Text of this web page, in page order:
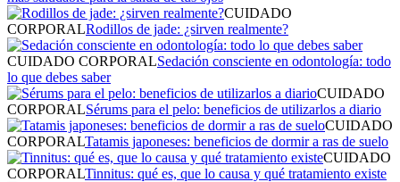
CUIDADO
CORPORALRodillos de jade: ¿sirven realmente?
CUIDADO CORPORALSedación consciente en odontología: todo
lo que debes saber
CUIDADO
CORPORALSérums para el pelo: beneficios de utilizarlos a diario
CUIDADO
CORPORALTatamis japoneses: beneficios de dormir a ras de suelo
CUIDADO
CORPORALTinnitus: qué es, que lo causa y qué tratamiento existe